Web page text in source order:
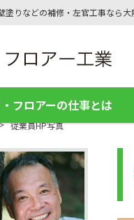
塗りなどの補修・左官工事なら
フロアーの仕事とは
従業員HP写真